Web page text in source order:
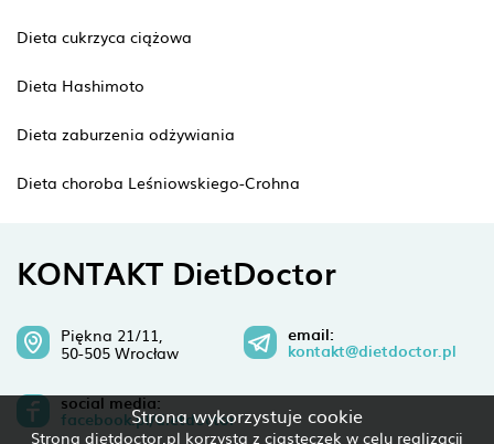
Strona wykorzystuje cookie
Strona dietdoctor.pl korzysta z ciasteczek w celu realizacji
Dieta cukrzyca ciążowa
Dieta Hashimoto
Dieta zaburzenia odżywiania
Dieta choroba Leśniowskiego-Crohna
KONTAKT DietDoctor
Piękna 21/11,
50-505 Wrocław
email:
kontakt@dietdoctor.pl
social media:
facebook.pl/dietdoctor